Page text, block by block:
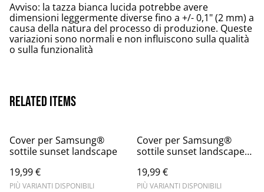
Avviso: la tazza bianca lucida potrebbe avere
dimensioni leggermente diverse fino a +/- 0,1" (2 mm) a
causa della natura del processo di produzione. Queste
variazioni sono normali e non influiscono sulla qualità
o sulla funzionalità
Related items
Cover per Samsung®
sottile sunset landscape
19,99 €
PIÙ VARIANTI DISPONIBILI
Cover per Samsung®
sottile sunset landscape
19,99 €
PIÙ VARIANTI DISPONIBILI